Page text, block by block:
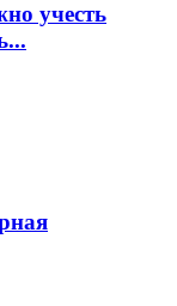
учесть